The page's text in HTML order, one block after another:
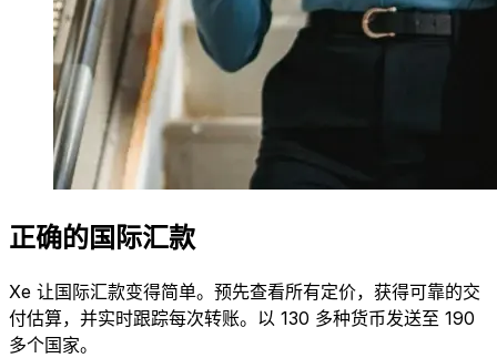
正确的国际汇款
Xe 让国际汇款变得简单。预先查看所有定价，获得可靠的交
付估算，并实时跟踪每次转账。以 130 多种货币发送至 190
多个国家。